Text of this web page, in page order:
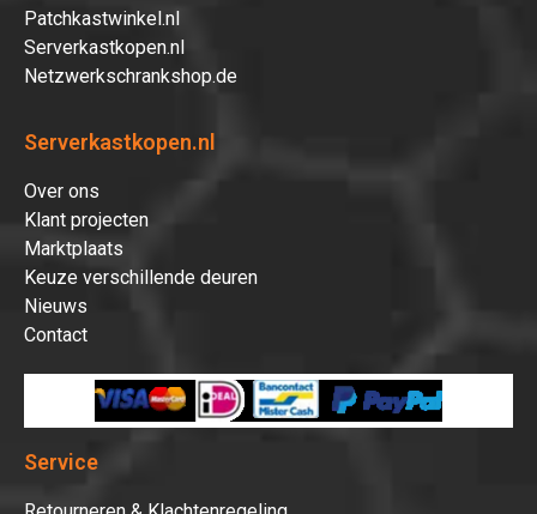
Patchkastwinkel.nl
Serverkastkopen.nl
Netzwerkschrankshop.de
Serverkastkopen.nl
Over ons
Klant projecten
Marktplaats
Keuze verschillende deuren
Nieuws
Contact
Service